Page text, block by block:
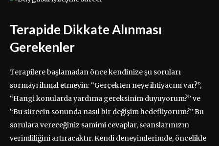
Terapide Dikkate Alınması
Gerekenler
Terapilere başlamadan önce kendinize şu soruları
sormayı ihmal etmeyin: “Gerçekten neye ihtiyacım var?”,
“Hangi konularda yardıma gereksinim duyuyorum?” ve
“Bu sürecin sonunda nasıl bir değişim hedefliyorum?” Bu
sorulara vereceğiniz samimi cevaplar, seanslarınızın
verimliliğini artıracaktır. Kendi deneyimlerimde, öncelikle